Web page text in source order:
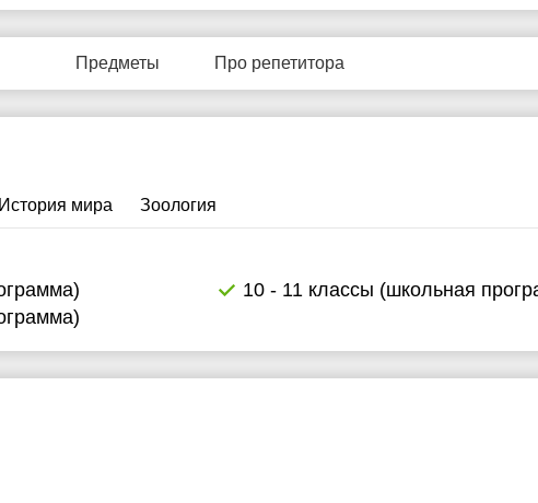
Предметы Про репетитора
История мира Зоология
10 - 11 классы (школьная
8
9
10
11
Нет
свободных
Нет
свободных
Нет
свободных
свободных